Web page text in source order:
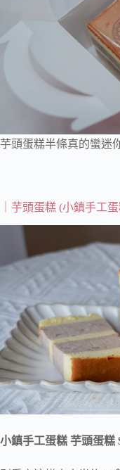
芋頭蛋糕半條真的蠻迷
｜芋頭蛋糕 (小鎮手工
小鎮手工蛋糕 芋頭蛋糕